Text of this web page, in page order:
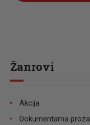
Žanrovi
Akcija
Dokumentarna proza